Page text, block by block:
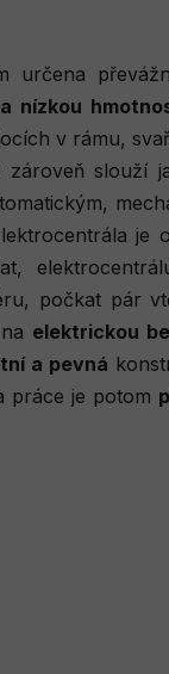
určena
nízkou
v rámu,
slouží
je
počkat pár
elektrickou
a pevná
práce je potom